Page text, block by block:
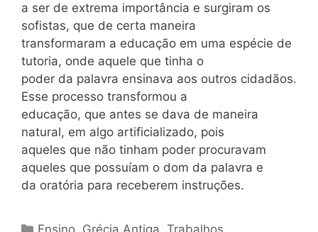
a ser de extrema importância e surgiram os
sofistas, que de certa maneira
transformaram a educação em uma espécie de
tutoria, onde aquele que tinha o
poder da palavra ensinava aos outros cidadãos.
Esse processo transformou a
educação, que antes se dava de maneira
natural, em algo artificializado, pois
aqueles que não tinham poder procuravam
aqueles que possuíam o dom da palavra e
da oratória para receberem instruções.
Categorias
Ensino, Grécia Antiga,Trabalhos